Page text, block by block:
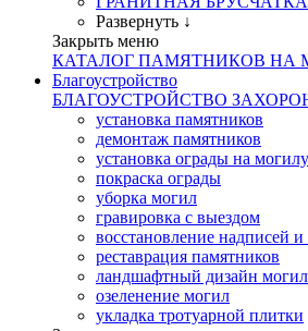
Развернуть ↓
Закрыть меню
КАТАЛОГ ПАМЯТНИКОВ НА
Благоустройство
БЛАГОУСТРОЙСТВО
установка памятников
демонтаж памятников
установка ограды на могилу
покраска ограды
уборка могил
гравировка с выездом
восстановление надписей и
реставрация памятников
ландшафтный дизайн
озеленение могил
укладка тротуарной плитки